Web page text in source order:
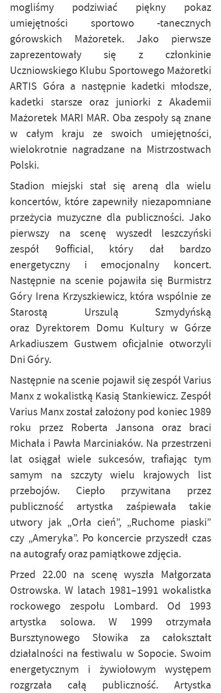
mogliśmy podziwiać piękny pokaz
umiejętności sportowo -tanecznych
górowskich Mażoretek. Jako pierwsze
zaprezentowały się z członkinie
Uczniowskiego Klubu Sportowego Mażoretki
ARTIS Góra a następnie kadetki młodsze,
kadetki starsze oraz juniorki z Akademii
Mażoretek MARI MAR. Oba zespoły są znane
w całym kraju ze swoich umiejętności,
wielokrotnie nagradzane na Mistrzostwach
Polski.
Stadion miejski stał się areną dla wielu
koncertów, które zapewniły niezapomniane
przeżycia muzyczne dla publiczności. Jako
pierwszy na scenę wyszedł leszczyński
zespół 9official, który dał bardzo
energetyczny i emocjonalny koncert.
Następnie na scenie pojawiła się Burmistrz
Góry Irena Krzyszkiewicz, która wspólnie ze
Starostą Urszulą Szmydyńską
oraz Dyrektorem Domu Kultury w Górze
Arkadiuszem Gustwem oficjalnie otworzyli
Dni Góry.
Następnie na scenie pojawił się zespół Varius
Manx z wokalistką Kasią Stankiewicz. Zespół
Varius Manx został założony pod koniec 1989
roku przez Roberta Jansona oraz braci
Michała i Pawła Marciniaków. Na przestrzeni
lat osiągał wiele sukcesów, trafiając tym
samym na szczyty wielu krajowych list
przebojów. Ciepło przywitana przez
publiczność artystka zaśpiewała takie
utwory jak „Orła cień”, „Ruchome piaski”
czy „Ameryka”. Po koncercie przyszedł czas
na autografy oraz pamiątkowe zdjęcia.
Przed 22.00 na scenę wyszła Małgorzata
Ostrowska. W latach 1981–1991 wokalistka
rockowego zespołu Lombard. Od 1993
artystka solowa. W 1999 otrzymała
Bursztynowego Słowika za całokształt
działalności na festiwalu w Sopocie. Swoim
energetycznym i żywiołowym występem
rozgrzała całą publiczność. Artystka